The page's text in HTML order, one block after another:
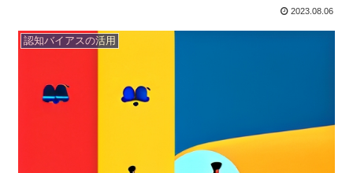
2023.08.06
認知バイアスの活用